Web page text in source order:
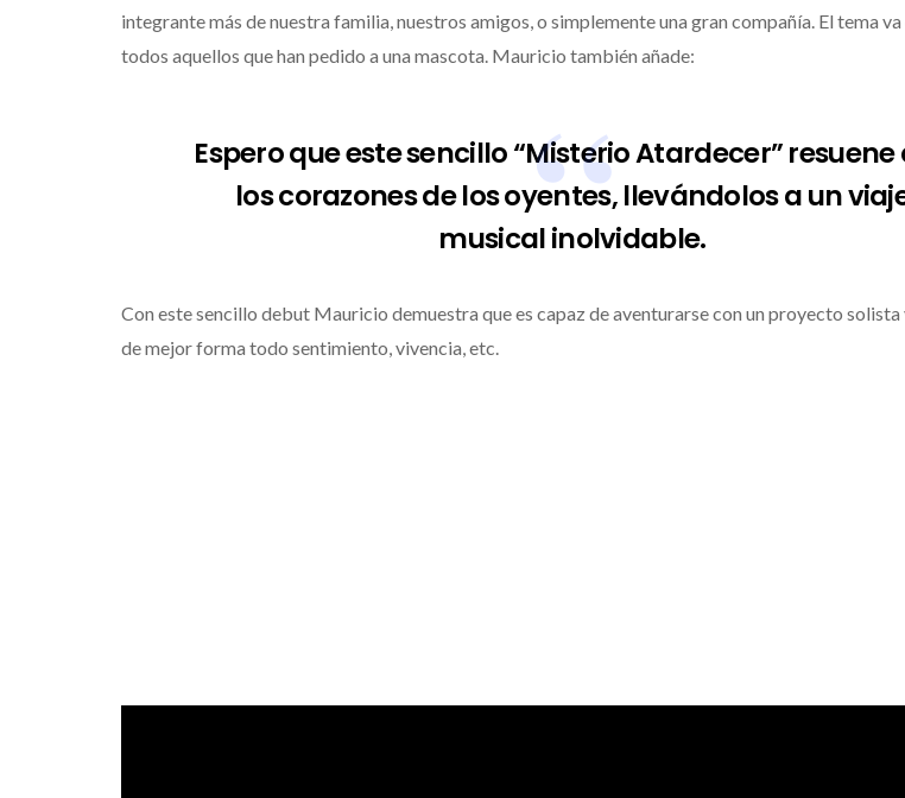
integrante más de nuestra familia, nuestros amigos, o simplemente una gran compañía. El tema
todos aquellos que han pedido a una mascota. Mauricio también añade:
Espero que este sencillo “Misterio Atardecer” resuene
los corazones de los oyentes, llevándolos a un
musical inolvidable.
Con este sencillo debut Mauricio demuestra que es capaz de aventurarse con un proyecto solista
de mejor forma todo sentimiento, vivencia, etc.